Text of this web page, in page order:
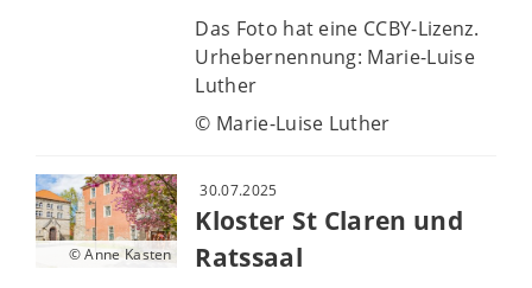
Das Foto hat eine CCBY-Lizenz.
Urhebernennung: Marie-Luise
Luther
© Marie-Luise Luther
© Anne Kasten
30.07.2025
Kloster St Claren und
Ratssaal